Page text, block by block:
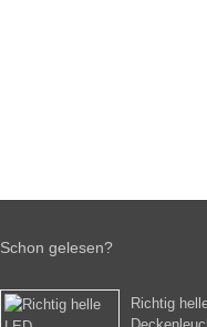
Schon gelesen?
Richtig